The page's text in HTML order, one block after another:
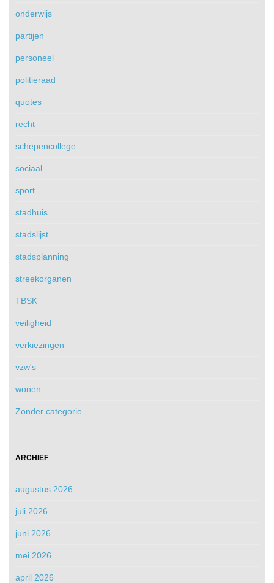
onderwijs
partijen
personeel
politieraad
quotes
recht
schepencollege
sociaal
sport
stadhuis
stadslijst
stadsplanning
streekorganen
TBSK
veiligheid
verkiezingen
vzw's
wonen
Zonder categorie
ARCHIEF
augustus 2026
juli 2026
juni 2026
mei 2026
april 2026